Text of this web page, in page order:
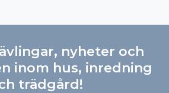
nyheter och
inom hus, inredning
trädgård!